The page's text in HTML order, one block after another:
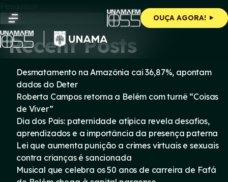
content
OUÇA AGORA!
Pesquisar
Pesquisar
Recent Posts
Desmatamento na Amazônia cai 36,87%, apontam
dados do Deter
Roberta Campos retorna a Belém com turnê “Coisas
de Viver”
Dia dos Pais: paternidade atípica revela desafios,
aprendizados e a importância da presença paterna
Lei que aumenta punição a crimes virtuais e sexuais
contra crianças é sancionada
Musical que celebra os 50 anos de carreira de Fafá